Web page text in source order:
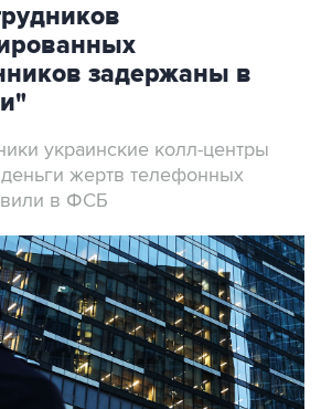
задержаны в
украинские колл-центры
жертв телефонных
в ФСБ